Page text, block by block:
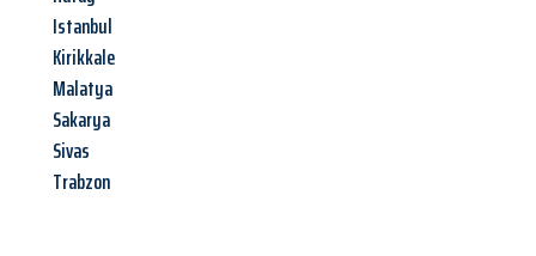
Istanbul
Kirikkale
Malatya
Sakarya
Sivas
Trabzon